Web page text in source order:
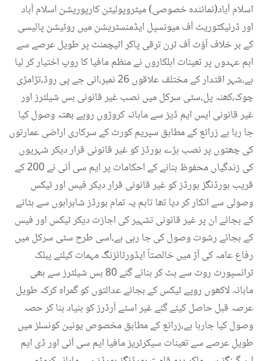
اسلام آباد(نمائندہ خصوصی) میٹروپولیٹن کارپوریشن اسلام آباد
اور ڈرئیکٹوریٹ آف میونسپل ایڈمنسٹریشن میں روٹیشن پالیسی
کے بر خلاف آؤٹ آف ٹرن ترقی پاکر اٹیچمنٹ پر طویل عرصے سے
اہم عہدوں پر تعینات اہلکاروں نے منظم مافیا کا روپ اختیار کر لیا
ہے،شہر اقتدار کے مختلف علاقوں 26 نمبر،ائی جے پی روڈ،تڑامڑی
چوک،کھنہ پل،سٹی سرکل میں نصب غیر قانونی بس شیلٹرز اور
غیر قانونی ایس ایم ڈیز سے ماہانہ کروڑوں روپے بھتہ وصول کیا
جا رہا ہے زرائع کے مطابق سپریم کورٹ کے سرکاری اراضی عمارتوں
کی چھتوں پر نصب بڑے بورڈز کو غیر قانونی قرار دیکر شہریوں
کی زندگیاں محفوظ بنانے کے احکامات پر ایم سی آئی نے 200 کے
قریب ہورڈنگز بورڈز کو غیر قانونی قرار دیکر فیس اور ٹیکس
وصولی سے انکار کر دیا تھا تاہم یہ تمام بورڈز شاہراہوں سے ہٹانے
کے بجائے ان پر غیر قانونی تشہیر کی اجازت دیکر ٹیکس اور فیس
کے بجائے رشوت وصول کی جا رہی ہے،اسی طرح سٹی سرکل میں
رفاع عامہ کی آڑ میں خالصتاً ایڈورٹائزنگ مہمات کیلئے پبلک
ٹرانسپورٹ روٹ سے ہٹ کر بنائے گئے 80 بس شیلٹرز سے بھی
ماہانہ لاکھوں روپے ٹیکس کے بجائے عدالتوں کو گمراہ کرکہ طویل
عرصہ قبل حاصل کیئے گئے غیر اسٹے آرڈرز کو بنیاد بنا کر حصہ
وصول کیا جارہا ہے،زرائع کے مطابق مخصوص یونین کونسلز میں
طویل عرصے سے تعینات سیکرٹریز مافیا ایم سی آئی اور ڈی ایم